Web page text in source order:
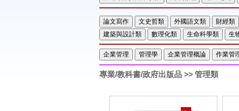
專業/教科書/政府出版品 >> 管理類